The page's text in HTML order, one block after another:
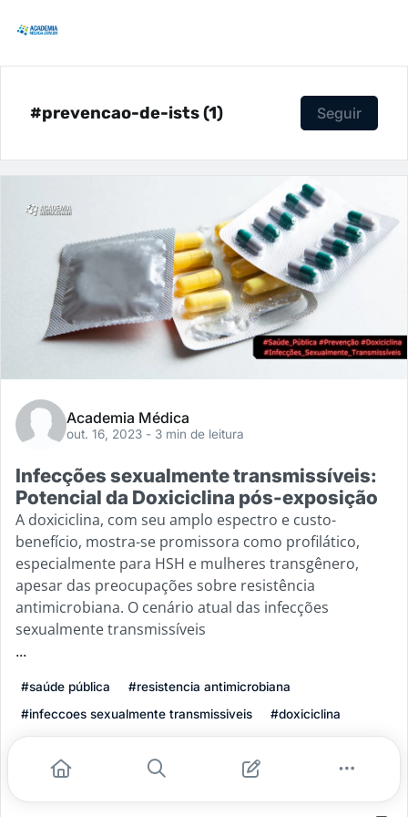
#prevencao-de-ists (1) Seguir
Academia Médica
out. 16, 2023 - 3 min de leitura
Infecções sexualmente transmissíveis:
Potencial da Doxiciclina pós-exposição
A doxiciclina, com seu amplo espectro e custo-
benefício, mostra-se promissora como profilático,
especialmente para HSH e mulheres transgênero,
apesar das preocupações sobre resistência
antimicrobiana. O cenário atual das infecções
sexualmente transmissíveis
...
#saúde pública
#resistencia antimicrobiana
#infeccoes sexualmente transmissiveis
#doxiciclina
#prevencao de ists